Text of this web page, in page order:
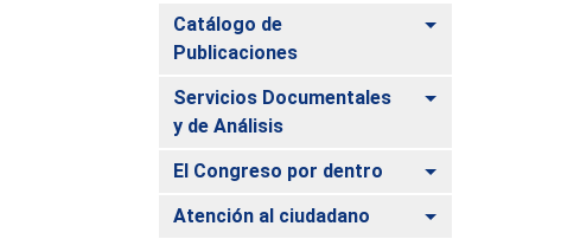
Catálogo de
Publicaciones
Alternar
Servicios Documentales
y de Análisis
Alternar
El Congreso por dentro Alternar
Atención al ciudadano Alternar